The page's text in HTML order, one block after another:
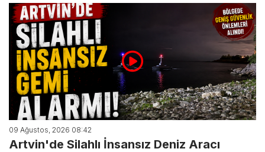
09 Ağustos, 2026 08:42
Artvin'de Silahlı İnsansız Deniz Aracı